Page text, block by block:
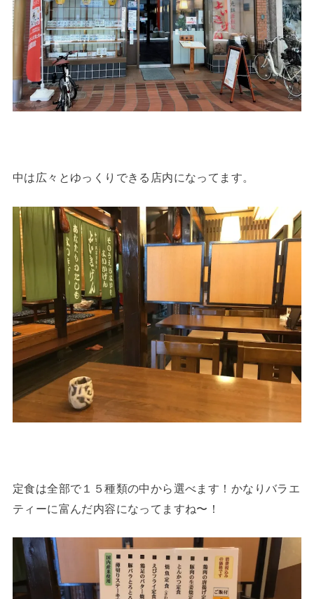
中は広々とゆっくりできる店内になってます。
定食は全部で１５種類の中から選べます！かなりバラエ
ティーに富んだ内容になってますね〜！